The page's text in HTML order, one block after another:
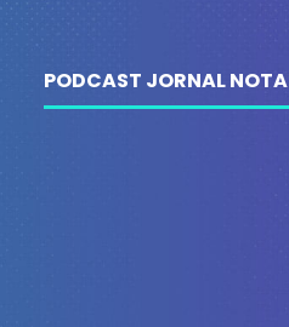
PODCAST JORNAL NOTA